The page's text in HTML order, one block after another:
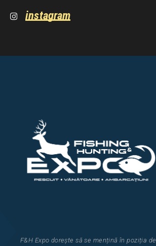
instagram
F&H Expo dorește să se mențină în poziția de